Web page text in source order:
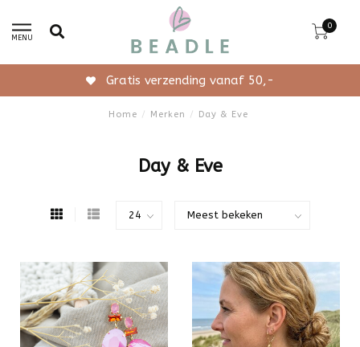
MENU
0
Gratis verzending vanaf 50,-
Home / Merken / Day & Eve
Day & Eve